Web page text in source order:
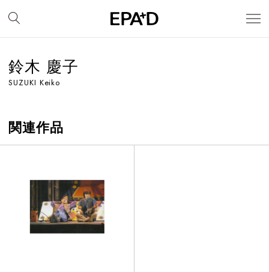
鈴木 慶子
SUZUKI Keiko
関連作品